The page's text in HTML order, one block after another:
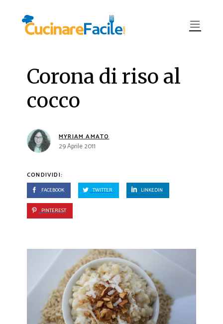
Corona di riso al
cocco
MYRIAM AMATO
29 Aprile 2011
CONDIVIDI:
FACEBOOK TWITTER LINKEDIN
PINTEREST